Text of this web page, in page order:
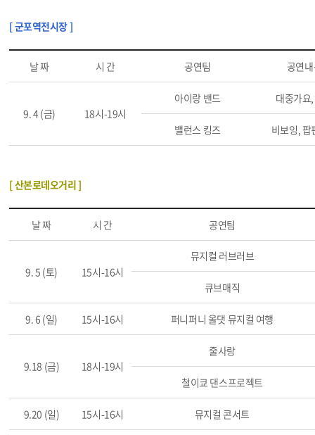
[ 군포역전시장 ]
날 짜 시 간 공연팀 공연
9. 4 (금) 18시-19시
아이랑 밴드 대중가요
밸런스 킹즈 비보잉, 팝
[ 산본로데오거리 ]
날 짜 시 간 공연팀
9. 5 (토) 15시-16시
뮤지컬 러브러브
큐브매직
9. 6 (일) 15시-16시 퍼니퍼니 올댓 뮤지컬 여행
9.18 (금) 18시-19시
줄사랑
철이쿄 댄스프로젝트
9.20 (일) 15시-16시 뮤지컬 콘서트